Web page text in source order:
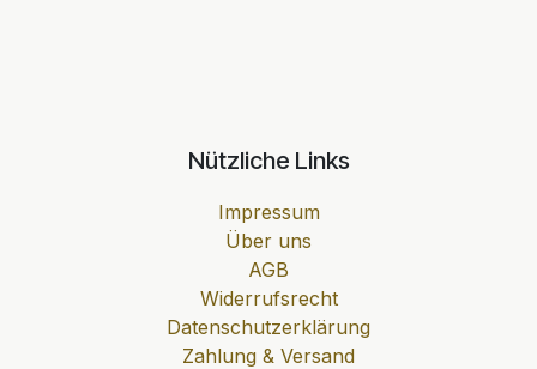
Nützliche Links
Impressum
Über uns
AGB
Widerrufsrecht
Datenschutzerklärung
Zahlung & Versand